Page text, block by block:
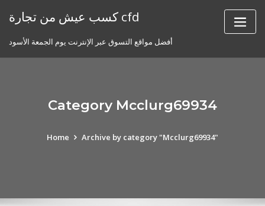
كسب عيش من تجارة cfd
أفضل مواقع التسوق عبر الإنترنت يوم الجمعة الأسود
Category Mcclurg69934
Home Archive by category "Mcclurg69934"